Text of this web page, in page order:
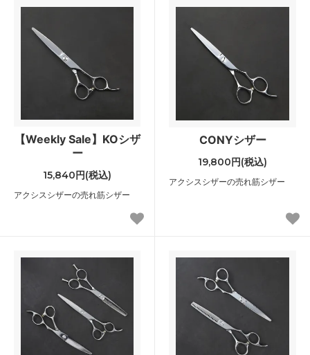
【Weekly Sale】KOシザ
ー
15,840円(税込)
アクシスシザーの売れ筋シザー
CONYシザー
19,800円(税込)
アクシスシザーの売れ筋シザー